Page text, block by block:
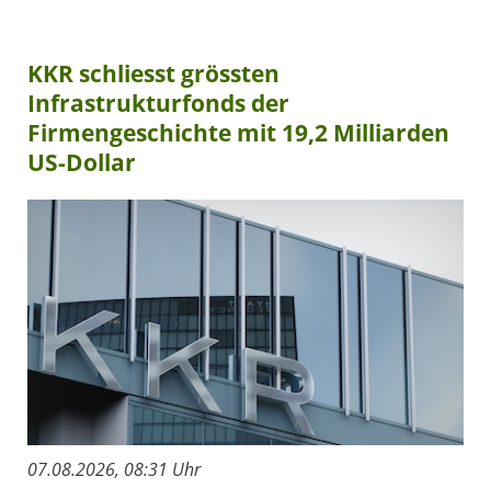
KKR schliesst grössten
Infrastrukturfonds der
Firmengeschichte mit 19,2 Milliarden
US-Dollar
07.08.2026, 08:31 Uhr